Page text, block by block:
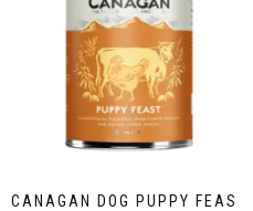
CANAGAN DOG PUPPY FEAST